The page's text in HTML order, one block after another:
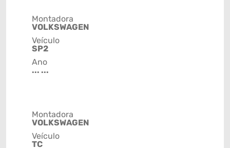
Montadora
VOLKSWAGEN
Veículo
SP2
Ano
... ...
Montadora
VOLKSWAGEN
Veículo
TC